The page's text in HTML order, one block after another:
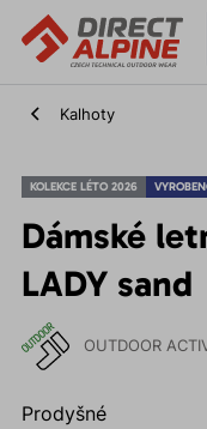
Kalhoty
KOLEKCE LÉTO 2026
Dámské
LADY sand
OUTDOOR
Prodyšné